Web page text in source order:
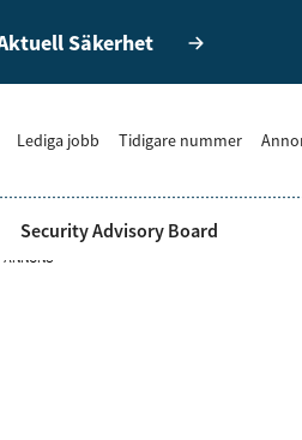
Säkerhet
Lediga jobb Tidigare nummer
Security Advisory Board
ANNONS